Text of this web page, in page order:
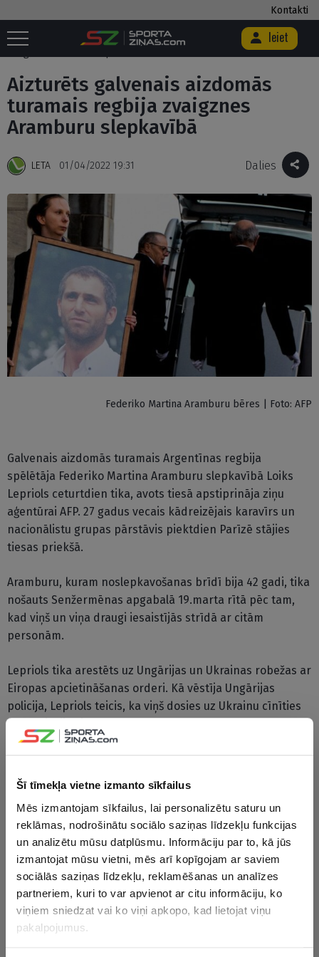
Šī tīmekļa vietne izmanto sīkfailus
Mēs izmantojam sīkfailus, lai personalizētu saturu un
reklāmas, nodrošinātu sociālo saziņas līdzekļu funkcijas
un analizētu mūsu datplūsmu. Informāciju par to, kā jūs
izmantojat mūsu vietni, mēs arī kopīgojam ar saviem
sociālās saziņas līdzekļu, reklamēšanas un analīzes
partneriem, kuri to var apvienot ar citu informāciju, ko
viņiem sniedzat vai ko viņi apkopo, kad lietojat viņu
pakalpojumus.
Kontakti
Ieiet
Sākums Regbijs /
Aizturēts galvenais aizdomās turamais regbija
Aizturēts galvenais aizdomās
turamais regbija zvaigznes
Aramburu slepkavībā
LETA 01/04/2022 19:31 Dalies
Federiko Martina Aramburu bēres | Foto: AFP
Galvenais aizdomās turamais Argentīnas regbija
spēlētāja Federiko Martina Aramburu slepkavībā Loiks
Lepriols ceturtdien tika, avots tiesā apstiprināja ziņu
aģentūrai AFP. 27 gadus vecais kādreizējais karavīrs un
nacionālistu grupas pārstāvis piektdien Parīzē stājies
tiesas priekšā.
Aramburu, kuram noslepkavošanas brīdī bija 42 gadi, tika
nošauts Senžermēnas apgabalā 19.marta rītā pēc tam,
kad viņš un viņa draugi iesaistījās strīdā ar citām
personām.
Lepriols tika arestēts uz Ungārijas un Ukrainas robežas ar
Eiropas apcietināšanas orderi. Kā vēstīja Ungārijas
policija, Lepriols teicis, ka viņš dosies uz Ukrainu cīnīties
pret Krievijas iebrukumu.
Trīs cilvēki tika arestēti saistībā ar Argentīnas izlasē 22
mačus nospēlējušo regbista slepkavību. Aramburu
2007.gada Pasaules kausa finālturnīrā cīņā par trešo vietu
veica piezemējumu pret mājinieci Franciju, palīdzot izcīnīt
uzvaru.
CITAS ZIŅAS NO ŠĪS KATEGORIJAS